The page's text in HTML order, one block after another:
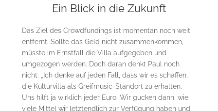
Ein Blick in die Zukunft
Das Ziel des Crowdfundings ist momentan noch weit
entfernt. Sollte das Geld nicht zusammenkommen,
müsste im Ernstfall die Villa aufgegeben und
umgezogen werden. Doch daran denkt Paul noch
nicht. „Ich denke auf jeden Fall, dass wir es schaffen,
die Kulturvilla als Greifmusic-Standort zu erhalten.
Uns hilft ja wirklich jeder Euro. Wir gucken dann, wie
viele Mittel wir letztendlich zur Verfügung haben und